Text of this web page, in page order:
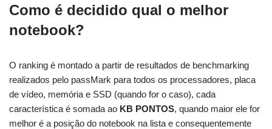
Como é decidido qual o melhor
notebook?
O ranking é montado a partir de resultados de benchmarking
realizados pelo passMark para todos os processadores, placa
de vídeo, memória e SSD (quando for o caso), cada
característica é somada ao KB PONTOS, quando maior ele for
melhor é a posição do notebook na lista e consequentemente